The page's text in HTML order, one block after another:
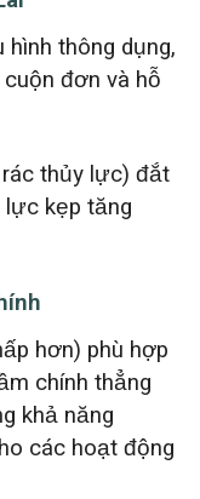
thông dụng,
đơn và hỗ
thủy lực) đắt
lực kẹp tăng
hơn) phù hợp
chính thẳng
khả năng
các hoạt động